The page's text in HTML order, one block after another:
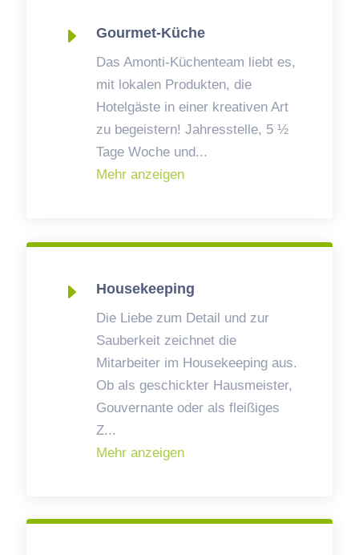
E Gourmet-Küche
Das Amonti-Küchenteam liebt es,
mit lokalen Produkten, die
Hotelgäste in einer kreativen Art
zu begeistern! Jahresstelle, 5 ½
Tage Woche und...
Mehr anzeigen
E Housekeeping
Die Liebe zum Detail und zur
Sauberkeit zeichnet die
Mitarbeiter im Housekeeping aus.
Ob als geschickter Hausmeister,
Gouvernante oder als fleißiges
Z...
Mehr anzeigen